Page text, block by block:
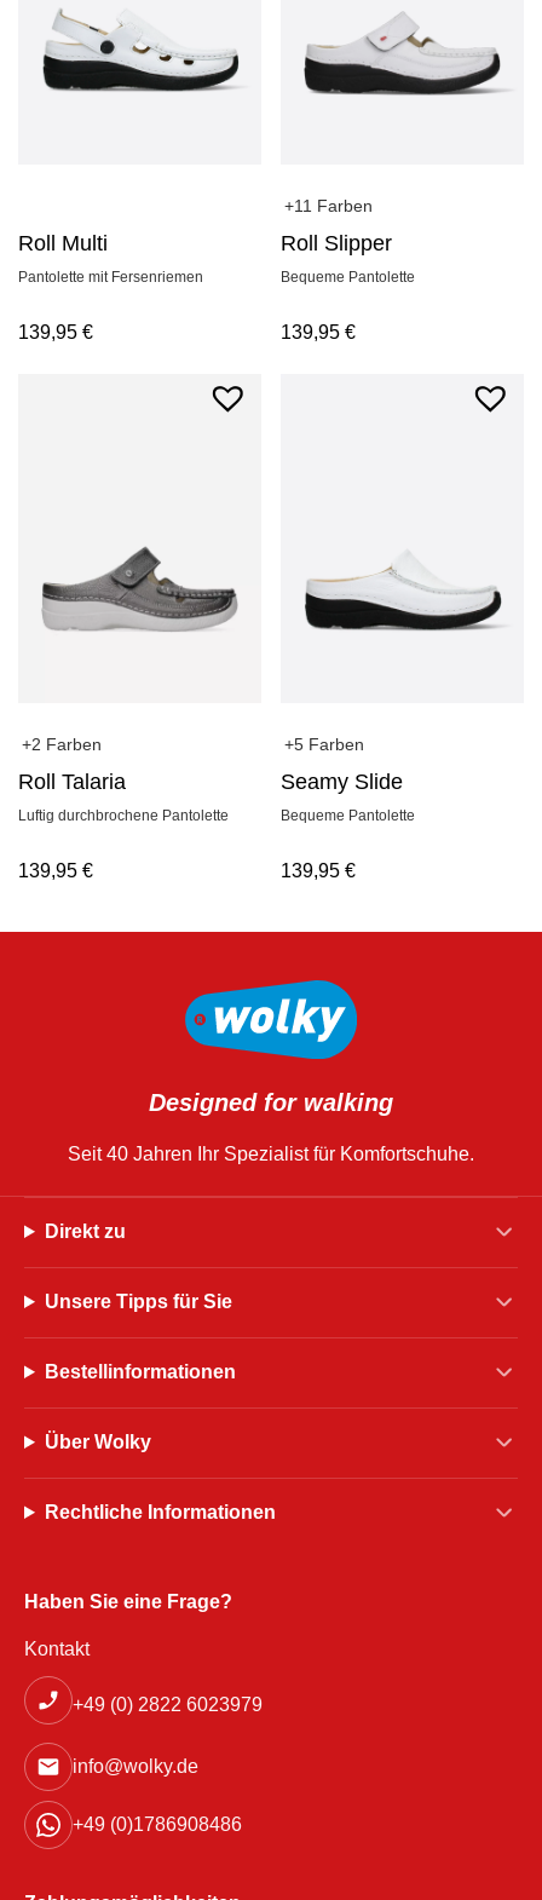
Roll Multi
Pantolette mit Fersenriemen
139,95 €
+11 Farben
Roll Slipper
Bequeme Pantolette
139,95€
+2 Farben
Roll Talaria
Luftig durchbrochene Pantolette
139,95 €
+5 Farben
Seamy Slide
Bequeme Pantolette
139,95€
Designed for walking
Seit 40 Jahren Ihr Spezialist für Komfortschuhe.
Direkt zu
Unsere Tipps für Sie
Bestellinformationen
Über Wolky
Rechtliche Informationen
Haben Sie eine Frage?
Kontakt
+49 (0) 2822 6023979
info@wolky.de
+49 (0)1786908486